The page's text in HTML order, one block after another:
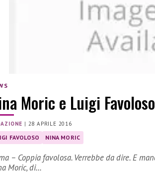
Moric e Luigi
| 28 APRILE 2016
FAVOLOSO NINA MORIC
– Coppia favolosa. Verrebbe da dire. E
Moric, di…